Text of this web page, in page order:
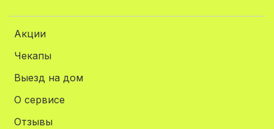
Акции
Чекапы
Выезд на дом
О сервисе
Отзывы